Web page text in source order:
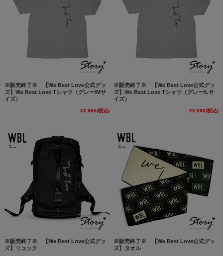
※販売終了※ 【We Best Love公式グッ
ズ】We Best Love Tシャツ（グレー/Mサ
イズ）
¥3,960(税込)
※販売終了※ 【We Best Love公式グッ
ズ】We Best Love Tシャツ（グレー/Lサ
イズ）
¥3,960(税込)
※販売終了※ 【We Best Love公式グッ
ズ】リュック
※販売終了※ 【We Best Love公式グッ
ズ】タオル